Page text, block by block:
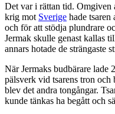
Det var i rättan tid. Omgiven
krig mot Sverige hade
och för att stödja plundrare
Jermak skulle genast kallas
annars hotade de strängaste
När Jermaks budbärare lade
pälsverk vid tsarens tron och
blev det andra tongångar.
kunde tänkas ha begått och